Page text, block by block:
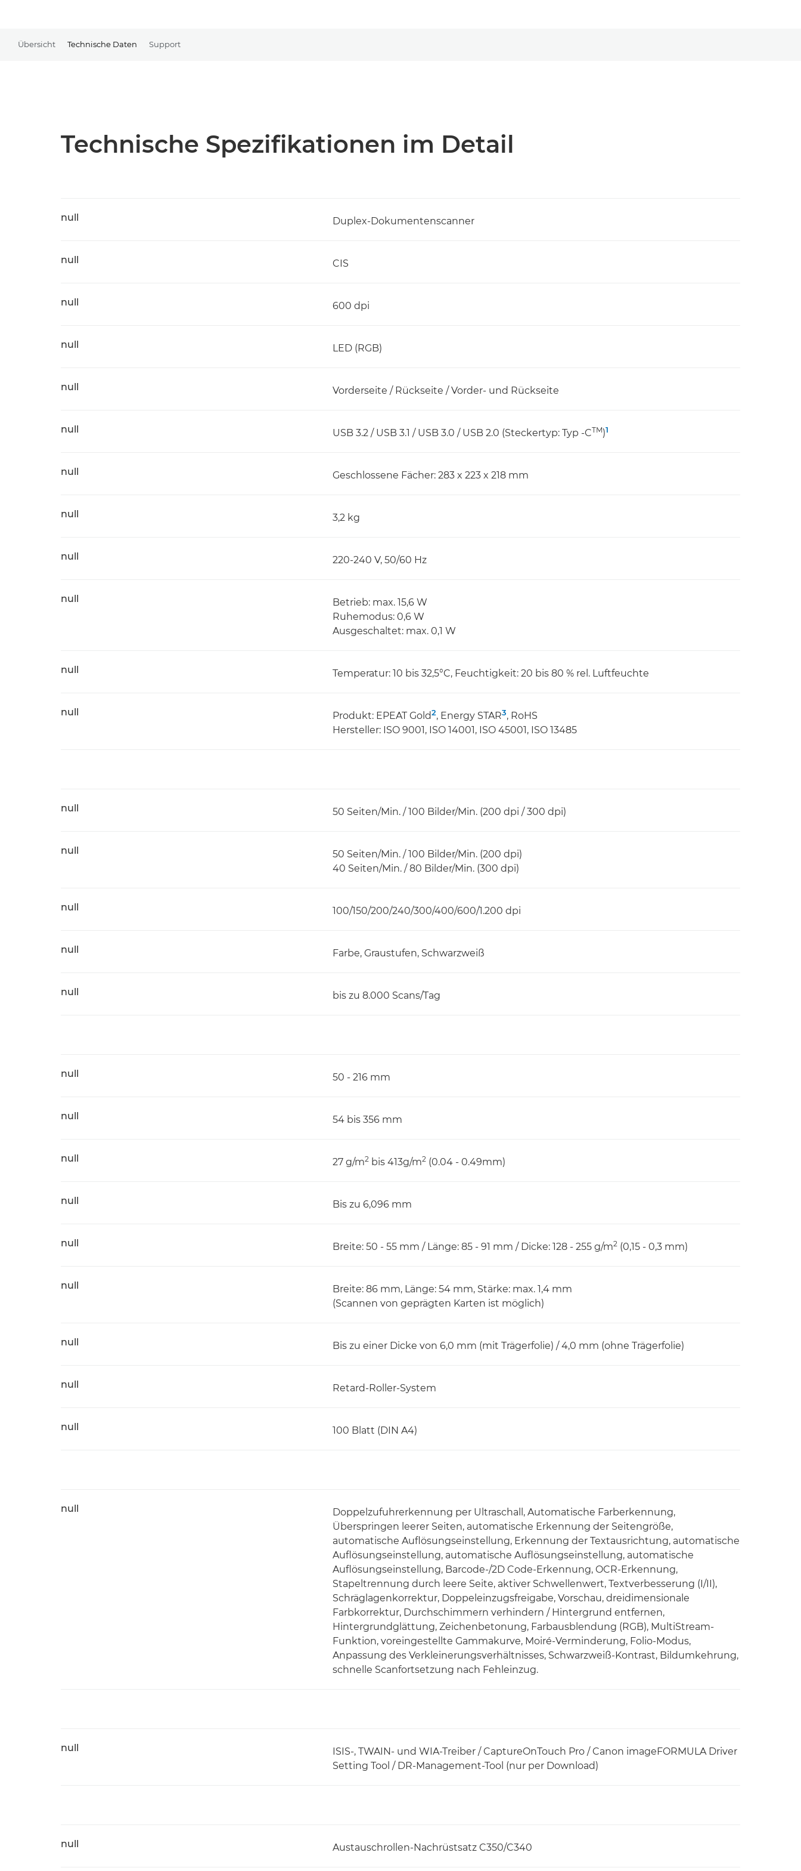
Übersicht Technische Daten Support
Technische Spezifikationen im Detail
null Duplex-Dokumentenscanner
null CIS
null 600 dpi
null LED (RGB)
null Vorderseite / Rückseite / Vorder- und Rückseite
null USB 3.2 / USB 3.1 / USB 3.0 / USB 2.0 (Steckertyp: Typ -CTM)1
null Geschlossene Fächer: 283 x 223 x 218 mm
null 3,2 kg
null 220-240 V, 50/60 Hz
null
Betrieb: max. 15,6 W
Ruhemodus: 0,6 W
Ausgeschaltet: max. 0,1 W
null Temperatur: 10 bis 32,5°C, Feuchtigkeit: 20 bis 80 % rel. Luftfeuchte
null Produkt: EPEAT Gold2, Energy STAR3, RoHS
Hersteller: ISO 9001, ISO 14001, ISO 45001, ISO 13485
null 50 Seiten/Min. / 100 Bilder/Min. (200 dpi / 300 dpi)
null
50 Seiten/Min. / 100 Bilder/Min. (200 dpi)
40 Seiten/Min. / 80 Bilder/Min. (300 dpi)
null 100/150/200/240/300/400/600/1.200 dpi
null Farbe, Graustufen, Schwarzweiß
null bis zu 8.000 Scans/Tag
null 50 - 216 mm
null 54 bis 356 mm
null 27 g/m2 bis 413g/m2 (0.04 - 0.49mm)
null Bis zu 6,096 mm
null Breite: 50 - 55 mm / Länge: 85 - 91 mm / Dicke: 128 - 255 g/m2 (0,15 - 0,3 mm)
null
Breite: 86 mm, Länge: 54 mm, Stärke: max. 1,4 mm
(Scannen von geprägten Karten ist möglich)
null Bis zu einer Dicke von 6,0 mm (mit Trägerfolie) / 4,0 mm (ohne Trägerfolie)
null Retard-Roller-System
null 100 Blatt (DIN A4)
null
Doppelzufuhrerkennung per Ultraschall, Automatische Farberkennung,
Überspringen leerer Seiten, automatische Erkennung der Seitengröße,
automatische Auflösungseinstellung, Erkennung der Textausrichtung, automatische
Auflösungseinstellung, automatische Auflösungseinstellung, automatische
Auflösungseinstellung, Barcode-/2D Code-Erkennung, OCR-Erkennung,
Stapeltrennung durch leere Seite, aktiver Schwellenwert, Textverbesserung (I/II),
Schräglagenkorrektur, Doppeleinzugsfreigabe, Vorschau, dreidimensionale
Farbkorrektur, Durchschimmern verhindern / Hintergrund entfernen,
Hintergrundglättung, Zeichenbetonung, Farbausblendung (RGB), MultiStream-
Funktion, voreingestellte Gammakurve, Moiré-Verminderung, Folio-Modus,
Anpassung des Verkleinerungsverhältnisses, Schwarzweiß-Kontrast, Bildumkehrung,
schnelle Scanfortsetzung nach Fehleinzug.
null
ISIS-, TWAIN- und WIA-Treiber / CaptureOnTouch Pro / Canon imageFORMULA Driver
Setting Tool / DR-Management-Tool (nur per Download)
null Austauschrollen-Nachrüstsatz C350/C340